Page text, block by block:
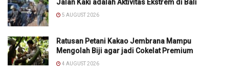
Jalan Kaki adalah Aktivitas Ekstrem di Bali
5 AUGUST 2026
Ratusan Petani Kakao Jembrana Mampu
Mengolah Biji agar jadi Cokelat Premium
4 AUGUST 2026